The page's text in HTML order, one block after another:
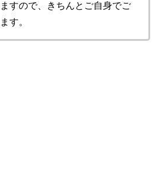
すので、きちんとご自身でご
す。